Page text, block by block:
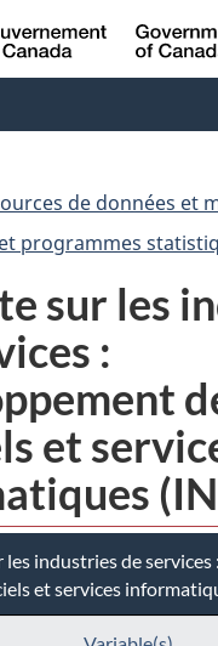
Passer
au
Passer
à
de données et
programmes
sur les
:
et
les industries de
et services